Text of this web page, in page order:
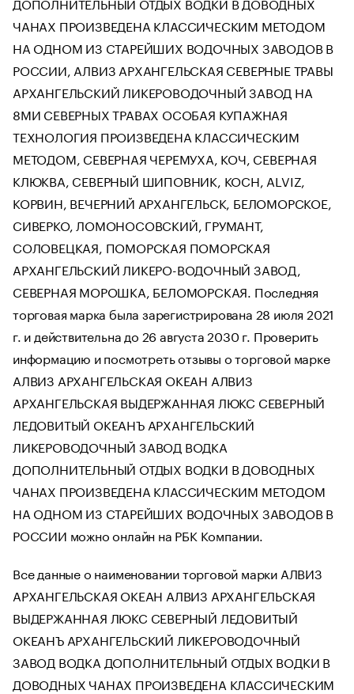
ЧАНАХ ПРОИЗВЕДЕНА КЛАССИЧЕСКИМ МЕТОДОМ
НА ОДНОМ ИЗ СТАРЕЙШИХ ВОДОЧНЫХ ЗАВОДОВ В
РОССИИ, АЛВИЗ АРХАНГЕЛЬСКАЯ СЕВЕРНЫЕ ТРАВЫ
АРХАНГЕЛЬСКИЙ ЛИКЕРОВОДОЧНЫЙ ЗАВОД НА
8МИ СЕВЕРНЫХ ТРАВАХ ОСОБАЯ КУПАЖНАЯ
ТЕХНОЛОГИЯ ПРОИЗВЕДЕНА КЛАССИЧЕСКИМ
МЕТОДОМ, СЕВЕРНАЯ ЧЕРЕМУХА, КОЧ, СЕВЕРНАЯ
КЛЮКВА, СЕВЕРНЫЙ ШИПОВНИК, KOCH, ALVIZ,
КОРВИН, ВЕЧЕРНИЙ АРХАНГЕЛЬСК, БЕЛОМОРСКОЕ,
СИВЕРКО, ЛОМОНОСОВСКИЙ, ГРУМАНТ,
СОЛОВЕЦКАЯ, ПОМОРСКАЯ ПОМОРСКАЯ
АРХАНГЕЛЬСКИЙ ЛИКЕРО-ВОДОЧНЫЙ ЗАВОД,
СЕВЕРНАЯ МОРОШКА, БЕЛОМОРСКАЯ. Последняя
торговая марка была зарегистрирована 28 июля 2021
г. и действительна до 26 августа 2030 г. Проверить
информацию и посмотреть отзывы о торговой марке
АЛВИЗ АРХАНГЕЛЬСКАЯ ОКЕАН АЛВИЗ
АРХАНГЕЛЬСКАЯ ВЫДЕРЖАННАЯ ЛЮКС СЕВЕРНЫЙ
ЛЕДОВИТЫЙ ОКЕАНЪ АРХАНГЕЛЬСКИЙ
ЛИКЕРОВОДОЧНЫЙ ЗАВОД ВОДКА
ДОПОЛНИТЕЛЬНЫЙ ОТДЫХ ВОДКИ В ДОВОДНЫХ
ЧАНАХ ПРОИЗВЕДЕНА КЛАССИЧЕСКИМ МЕТОДОМ
НА ОДНОМ ИЗ СТАРЕЙШИХ ВОДОЧНЫХ ЗАВОДОВ В
РОССИИ можно онлайн на РБК Компании.
Все данные о наименовании торговой марки АЛВИЗ
АРХАНГЕЛЬСКАЯ ОКЕАН АЛВИЗ АРХАНГЕЛЬСКАЯ
ВЫДЕРЖАННАЯ ЛЮКС СЕВЕРНЫЙ ЛЕДОВИТЫЙ
ОКЕАНЪ АРХАНГЕЛЬСКИЙ ЛИКЕРОВОДОЧНЫЙ
ЗАВОД ВОДКА ДОПОЛНИТЕЛЬНЫЙ ОТДЫХ ВОДКИ В
ДОВОДНЫХ ЧАНАХ ПРОИЗВЕДЕНА КЛАССИЧЕСКИМ